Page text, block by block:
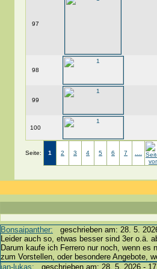
97
98
99
100
Seite: 1 2 3 4 5 6 7
Bonsaipanther: geschrieben am: 28. 5.
Leider auch so, etwas besser sind 3er o.ä.
Darum kaufe ich Ferrero nur noch, wenn es
zum Vorstellen, oder besondere Angebote,
jan-lukas: geschrieben am: 28. 5. 2026 -